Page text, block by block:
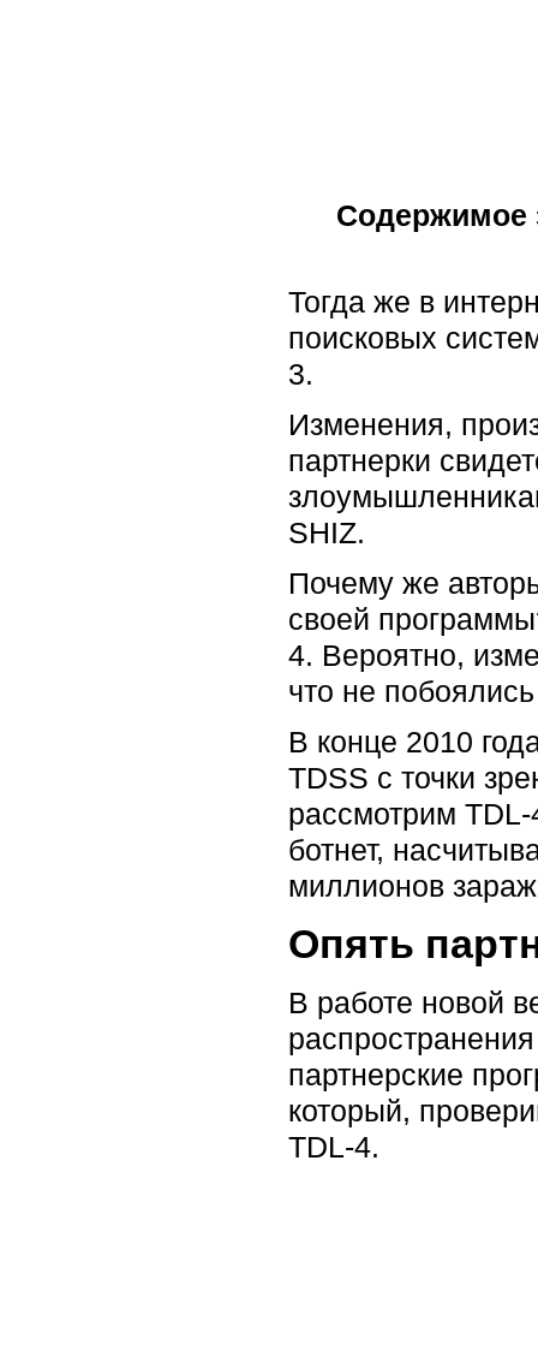
Содержимое
Тогда же в
поисковых
3.
Изменения,
партнерки
SHIZ.
Почему же
своей
4. Вероятно,
что не
В конце 2010
TDSS с точки
рассмотрим TDL-
ботнет,
миллионов
Опять
В работе новой
партнерские
который,
TDL-4.